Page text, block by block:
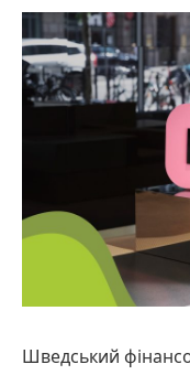
Шведський